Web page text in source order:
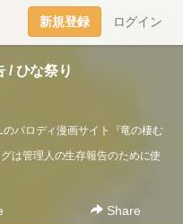
新規登録 ログイン
/ ひな祭り
パロディ漫画サイト『竜の棲む
は管理人の生存報告のために使
Share